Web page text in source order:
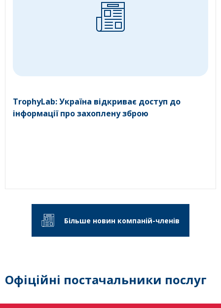
TrophyLab: Україна відкриває доступ до
інформації про захоплену зброю
Більше новин компаній-членів
Офіційні постачальники послуг